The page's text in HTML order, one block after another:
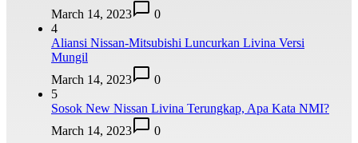
March 14, 2023
0
4
Aliansi Nissan-Mitsubishi Luncurkan Livina Versi
Mungil
March 14, 2023
0
5
Sosok New Nissan Livina Terungkap, Apa Kata NMI?
March 14, 2023
0